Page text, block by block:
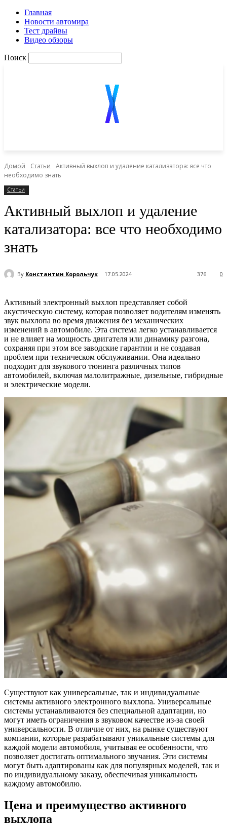
Главная
Новости автомира
Тест драйвы
Видео обзоры
Поиск
Домой Статьи
Активный выхлоп и удаление катализатора: все что
необходимо знать
Статьи
Активный выхлоп и удаление
катализатора: все что необходимо
знать
By Константин Корольчук 17.05.2024 0
376
Активный электронный выхлоп представляет собой
акустическую систему, которая позволяет водителям изменять
звук выхлопа во время движения без механических
изменений в автомобиле. Эта система легко устанавливается
и не влияет на мощность двигателя или динамику разгона,
сохраняя при этом все заводские гарантии и не создавая
проблем при техническом обслуживании. Она идеально
подходит для звукового тюнинга различных типов
автомобилей, включая малолитражные, дизельные, гибридные
и электрические модели.
Существуют как универсальные, так и индивидуальные
системы активного электронного выхлопа. Универсальные
системы устанавливаются без специальной адаптации, но
могут иметь ограничения в звуковом качестве из-за своей
универсальности. В отличие от них, на рынке существуют
компании, которые разрабатывают уникальные системы для
каждой модели автомобиля, учитывая ее особенности, что
позволяет достигать оптимального звучания. Эти системы
могут быть адаптированы как для популярных моделей, так и
по индивидуальному заказу, обеспечивая уникальность
каждому автомобилю.
Цена и преимущество активного
выхлопа